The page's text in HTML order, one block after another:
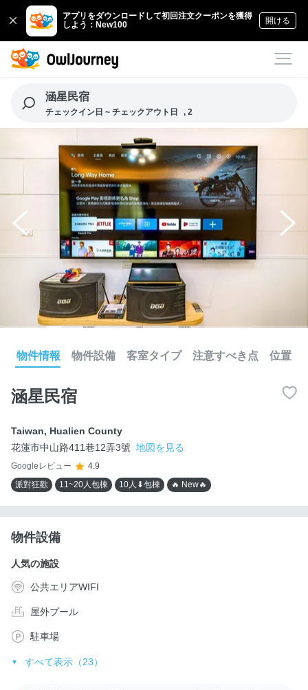
アプリをダウンロードして初回注文クーポンを獲得
しよう：New100
開ける
涵星民宿
チェックイン日 ~ チェックアウト日 , 2
物件情報 物件設備 客室タイプ 注意すべき点 位置
涵星民宿
Taiwan, Hualien County
花蓮市中山路411巷12弄3號 地図を見る
Googleレビュー
4.9
派對狂歡
11~20人包棟 10人⬇包棟 🔥 New🔥
物件設備
人気の施設
公共エリアWIFI
屋外プール
駐車場
すべて表示（23）